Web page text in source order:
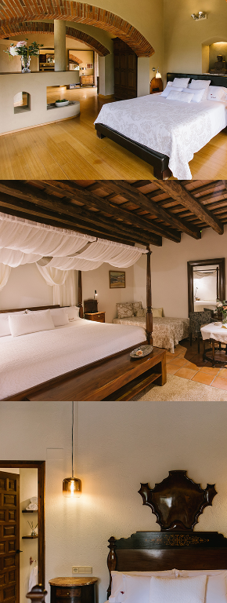
HABITACIÓ 2
HABITACIÓ 3